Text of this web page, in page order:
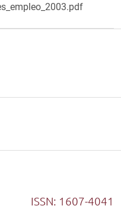
ISSN: 1607-4041